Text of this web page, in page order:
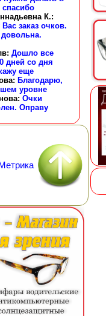
К.:
заказ очков.
: Дошло все
дней со дня
еще
: Благодарю,
уровне
: Очки
Оправу